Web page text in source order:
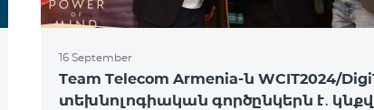
16 September
Team Telecom Armenia-ն WCIT2024/
տեխնոլոգիական գործընկերն է․